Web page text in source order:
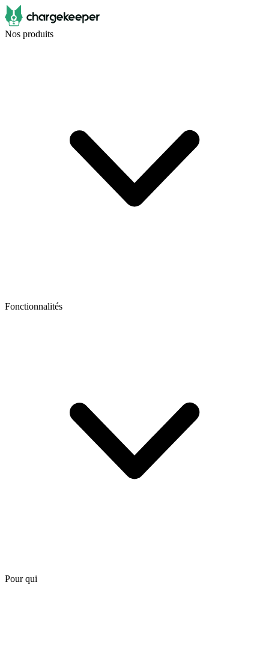
Nos produits
Fonctionnalités
Pour qui